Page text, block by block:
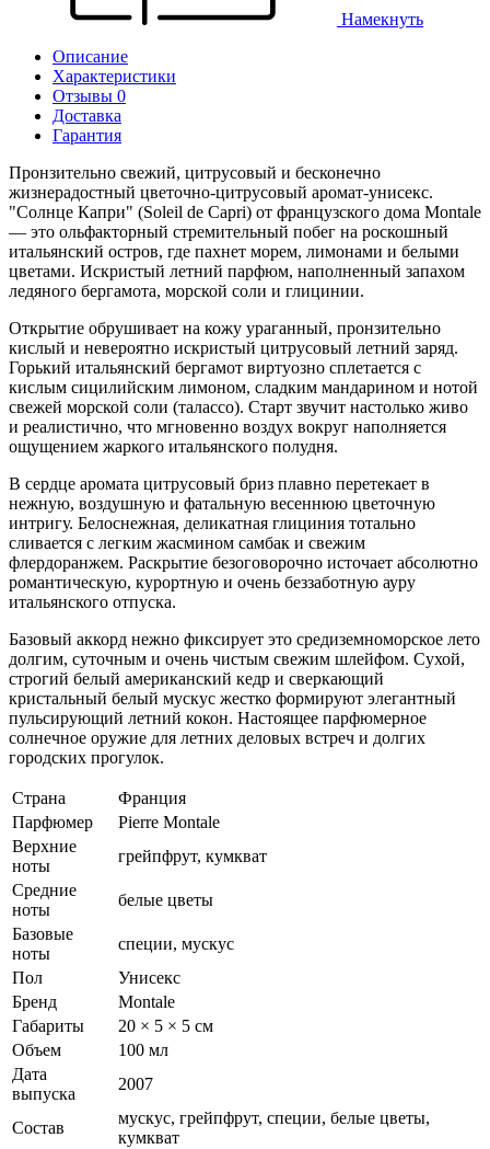
Намекнуть
Описание
Характеристики
Отзывы 0
Доставка
Гарантия
Пронзительно свежий, цитрусовый и бесконечно
жизнерадостный цветочно-цитрусовый аромат-унисекс.
"Солнце Капри" (Soleil de Capri) от французского дома Montale
— это ольфакторный стремительный побег на роскошный
итальянский остров, где пахнет морем, лимонами и белыми
цветами. Искристый летний парфюм, наполненный запахом
ледяного бергамота, морской соли и глицинии.
Открытие обрушивает на кожу ураганный, пронзительно
кислый и невероятно искристый цитрусовый летний заряд.
Горький итальянский бергамот виртуозно сплетается с
кислым сицилийским лимоном, сладким мандарином и нотой
свежей морской соли (талассо). Старт звучит настолько живо
и реалистично, что мгновенно воздух вокруг наполняется
ощущением жаркого итальянского полудня.
В сердце аромата цитрусовый бриз плавно перетекает в
нежную, воздушную и фатальную весеннюю цветочную
интригу. Белоснежная, деликатная глициния тотально
сливается с легким жасмином самбак и свежим
флердоранжем. Раскрытие безоговорочно источает абсолютно
романтическую, курортную и очень беззаботную ауру
итальянского отпуска.
Базовый аккорд нежно фиксирует это средиземноморское лето
долгим, суточным и очень чистым свежим шлейфом. Сухой,
строгий белый американский кедр и сверкающий
кристальный белый мускус жестко формируют элегантный
пульсирующий летний кокон. Настоящее парфюмерное
солнечное оружие для летних деловых встреч и долгих
городских прогулок.
Страна
Франция
Парфюмер
Pierre Montale
Верхние
ноты
грейпфрут, кумкват
Средние
ноты
белые цветы
Базовые
ноты
специи, мускус
Пол
Унисекс
Бренд
Montale
Габариты
20 × 5 × 5 см
Объем
100 мл
Дата
выпуска
2007
Состав
мускус, грейпфрут, специи, белые цветы,
кумкват